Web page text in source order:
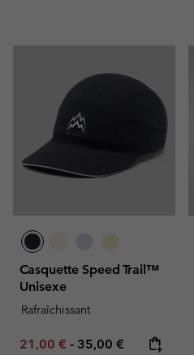
Casquette Speed Trail™
Unisexe
Rafraîchissant
Minimum sale price:
21,00 € - Maximum price:
35,00 €